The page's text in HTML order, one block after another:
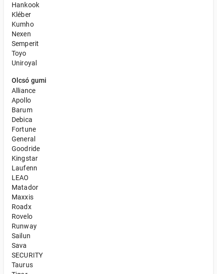
Hankook
Kléber
Kumho
Nexen
Semperit
Toyo
Uniroyal
Olcsó gumi
Alliance
Apollo
Barum
Debica
Fortune
General
Goodride
Kingstar
Laufenn
LEAO
Matador
Maxxis
Roadx
Rovelo
Runway
Sailun
Sava
SECURITY
Taurus